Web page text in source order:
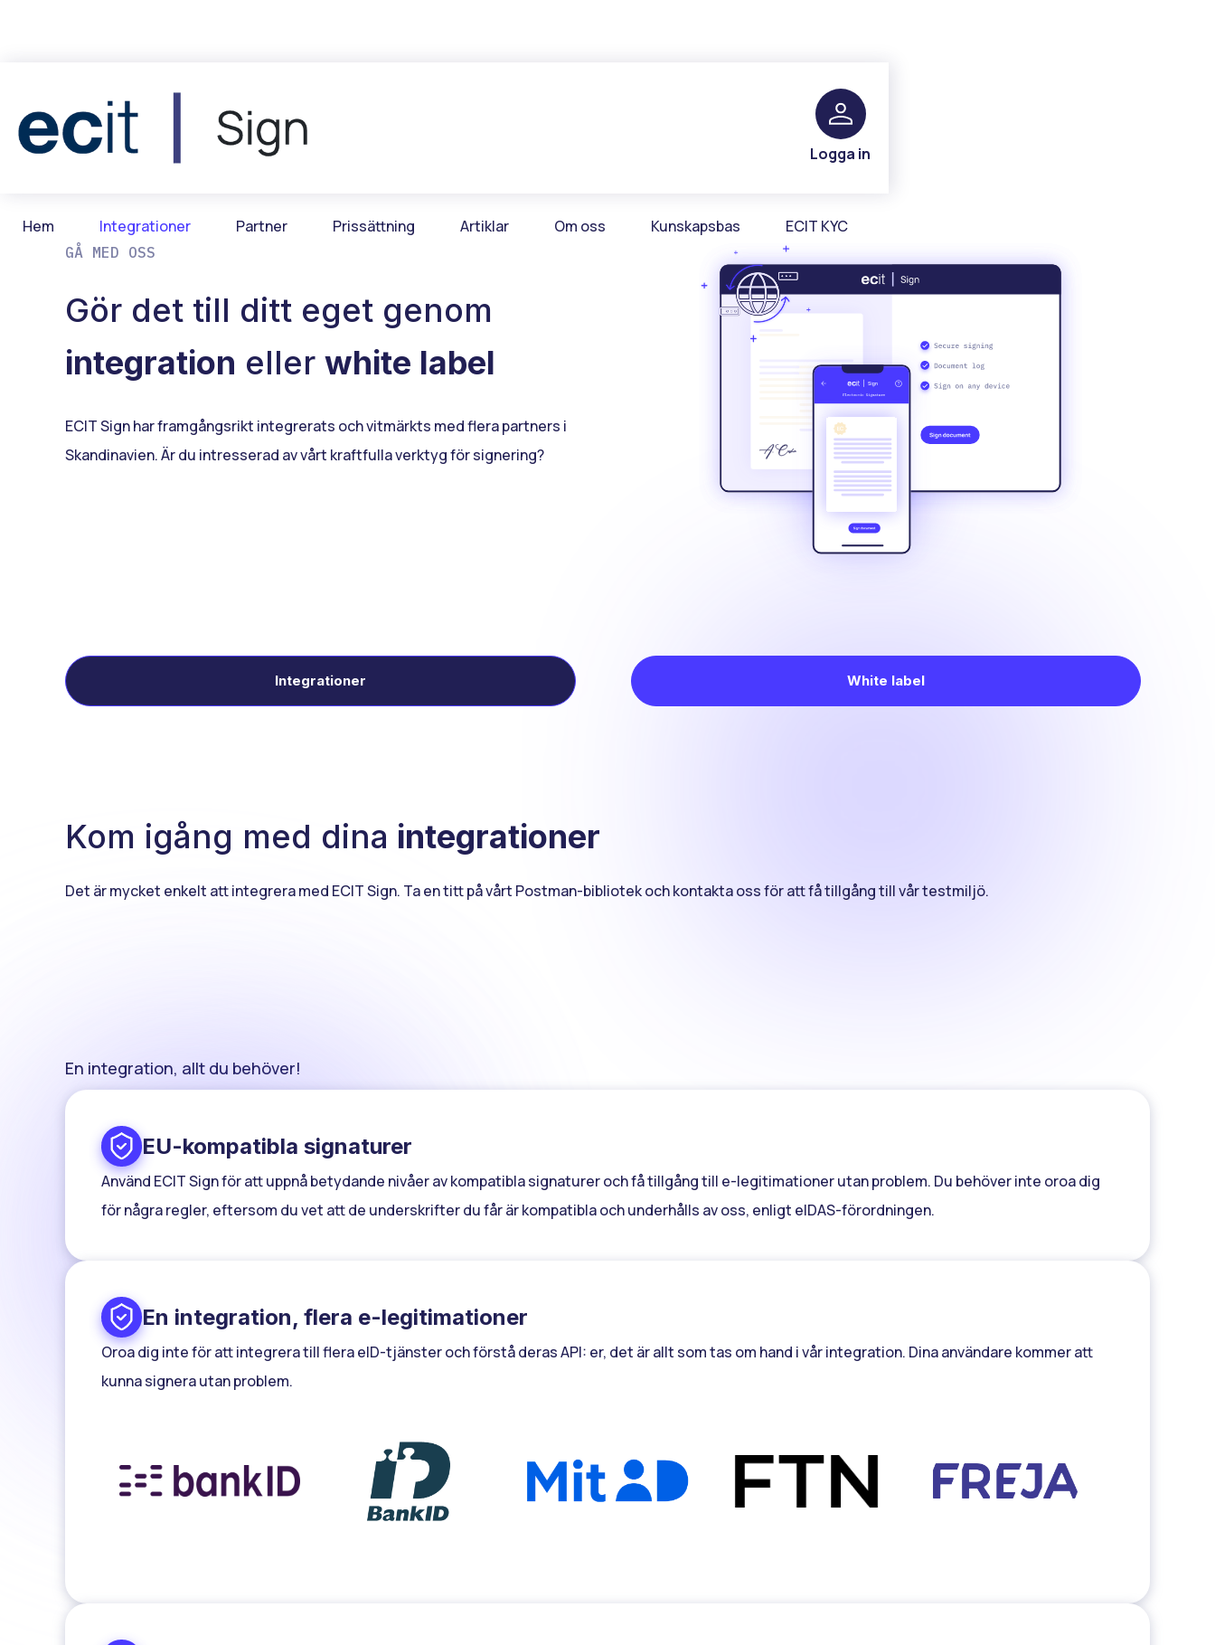
Logga in
Hem Integrationer Partner Prissättning Artiklar Om oss Kunskapsbas ECIT KYC
GÅ MED OSS
Gör det till ditt eget genom
integration eller white label
ECIT Sign har framgångsrikt integrerats och vitmärkts med flera partners i
Skandinavien. Är du intresserad av vårt kraftfulla verktyg för signering?
Integrationer White label
Kom igång med dina integrationer
Det är mycket enkelt att integrera med ECIT Sign. Ta en titt på vårt Postman-bibliotek och kontakta oss för att få tillgång till vår testmiljö.
En integration, allt du behöver!
EU-kompatibla signaturer
Använd ECIT Sign för att uppnå betydande nivåer av kompatibla signaturer och få tillgång till e-legitimationer utan problem. Du behöver inte oroa dig
för några regler, eftersom du vet att de underskrifter du får är kompatibla och underhålls av oss, enligt eIDAS-förordningen.
En integration, flera e-legitimationer
Oroa dig inte för att integrera till flera eID-tjänster och förstå deras API: er, det är allt som tas om hand i vår integration. Dina användare kommer att
kunna signera utan problem.